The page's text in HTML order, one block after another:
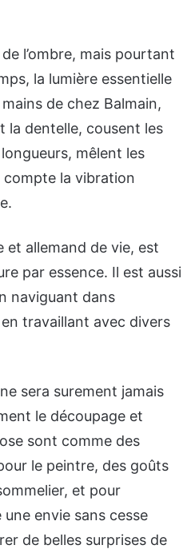
l’ombre, mais pourtant
la lumière essentielle
de chez Balmain,
la dentelle, cousent les
mêlent les
compte la vibration
et allemand de vie, est
par essence. Il est aussi
naviguant dans
travaillant avec divers
sera surement jamais
le découpage et
sont comme des
le peintre, des goûts
et pour
une envie sans cesse
de belles surprises de